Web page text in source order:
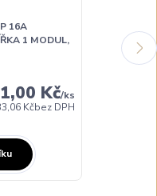
16A
1 MODUL,
Kč/ks
Kčbez DPH
INSTALAČNÍ
1PÓL, 32A